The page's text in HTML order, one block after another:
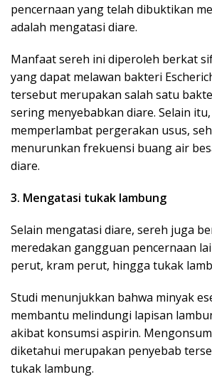
pencernaan yang telah dibuktikan
adalah mengatasi diare.
Manfaat sereh ini diperoleh berkat
yang dapat melawan bakteri
tersebut merupakan salah satu
sering menyebabkan diare. Selain
memperlambat pergerakan usus,
menurunkan frekuensi buang air
diare.
3. Mengatasi tukak lambung
Selain mengatasi diare, sereh juga
meredakan gangguan pencernaan
perut, kram perut, hingga tukak
Studi menunjukkan bahwa minyak
membantu melindungi lapisan
akibat konsumsi aspirin.
diketahui merupakan penyebab
tukak lambung.